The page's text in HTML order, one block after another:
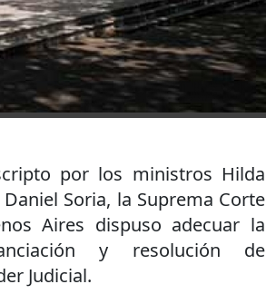
por los ministros Hilda
Soria, la Suprema Corte
Aires dispuso adecuar la
y resolución de
Judicial.